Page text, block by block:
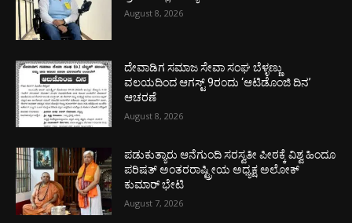
August 8, 2026
ದೇವಾಡಿಗ ಸಮಾಜ ಸೇವಾ ಸಂಘ ಬೆಳ್ಳಣ್ಣು
ವಲಯದಿಂದ ಆಗಸ್ಟ್ 9ರಂದು ‘ಆಟಿಡೊಂಜಿ ದಿನ’
ಆಚರಣೆ
August 8, 2026
ಪಡುಕುತ್ಯಾರು ಆನೆಗುಂದಿ ಸರಸ್ವತೀ ಪೀಠಕ್ಕೆ ವಿಶ್ವ ಹಿಂದೂ
ಪರಿಷತ್ ಅಂತರರಾಷ್ಟ್ರೀಯ ಅಧ್ಯಕ್ಷ ಅಲೋಕ್
ಕುಮಾರ್ ಭೇಟಿ
August 7, 2026